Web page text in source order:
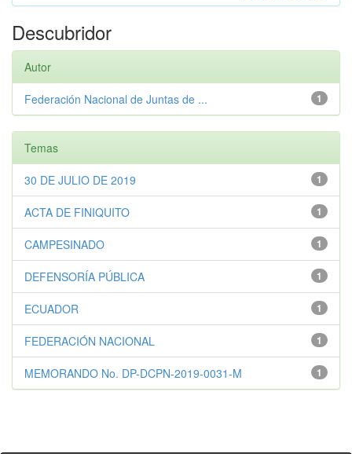
Descubridor
Autor
1
Federación Nacional de Juntas de ...
Temas
1
30 DE JULIO DE 2019
1
ACTA DE FINIQUITO
1
CAMPESINADO
1
DEFENSORÍA PÚBLICA
1
ECUADOR
1
FEDERACIÓN NACIONAL
1
MEMORANDO No. DP-DCPN-2019-0031-M